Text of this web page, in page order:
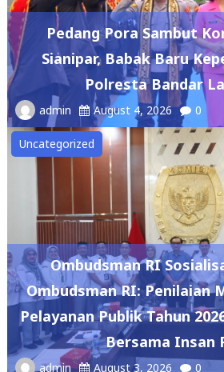
Pedang Pora Sambut
Sianipar, Babak Baru
Polresta Bandar
admin August 4, 2026 0
Uncategorized
Ombudsman RI
Ombudsman RI: Penilaian
Pelayanan Publik Tahun
Bersama Insan
admin August 3, 2026 0